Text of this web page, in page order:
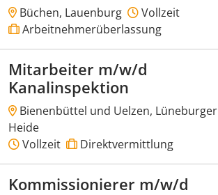
Büchen, Lauenburg
Vollzeit
Arbeitnehmerüberlassung
Mitarbeiter m/w/d
Kanalinspektion
Bienenbüttel und Uelzen, Lüneburger
Heide
Vollzeit
Direktvermittlung
Kommissionierer m/w/d